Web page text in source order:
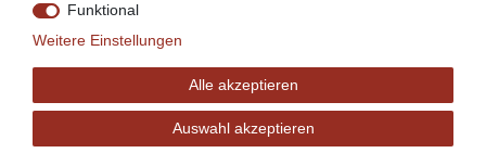
Funktional
Weitere Einstellungen
Alle akzeptieren
Auswahl akzeptieren